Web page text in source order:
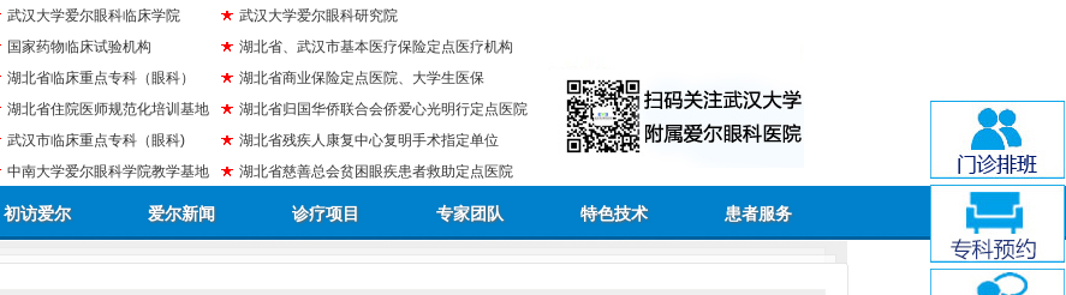
武汉大学爱尔眼科临床学院
国家药物临床试验机构
湖北省临床重点专科（眼科）
湖北省住院医师规范化培训基地
武汉市临床重点专科（眼科)
中南大学爱尔眼科学院教学基地
武汉大学爱尔眼科研究院
湖北省、武汉市基本医疗保险定点医疗机构
湖北省商业保险定点医院、大学生医保
湖北省归国华侨联合会侨爱心光明行定点医院
湖北省残疾人康复中心复明手术指定单位
湖北省慈善总会贫困眼疾患者救助定点医院
初访爱尔 爱尔新闻 诊疗项目 专家团队 特色技术 患者服务